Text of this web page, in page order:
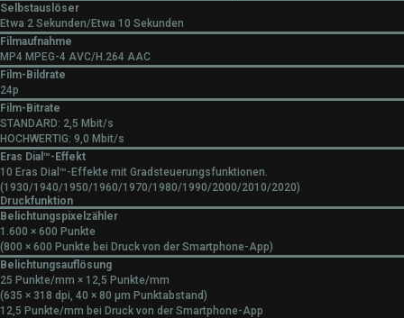
Selbstauslöser
Etwa 2 Sekunden/Etwa 10 Sekunden
Filmaufnahme
MP4 MPEG-4 AVC/H.264 AAC
Film-Bildrate
24p
Film-Bitrate
STANDARD: 2,5 Mbit/s
HOCHWERTIG: 9,0 Mbit/s
Eras Dial™-Effekt
10 Eras Dial™-Effekte mit Gradsteuerungsfunktionen.
(1930/1940/1950/1960/1970/1980/1990/2000/2010/2020)
Druckfunktion
Belichtungspixelzähler
1.600 × 600 Punkte
(800 × 600 Punkte bei Druck von der Smartphone-App)
Belichtungsauflösung
25 Punkte/mm × 12,5 Punkte/mm
(635 × 318 dpi, 40 × 80 μm Punktabstand)
12,5 Punkte/mm bei Druck von der Smartphone-App